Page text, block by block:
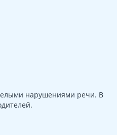
нарушениями речи. В